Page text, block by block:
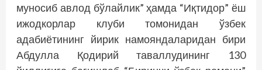
муносиб авлод бўлайлик” ҳамда “Иқтидор” ёш
ижодкорлар клуби томонидан ўзбек
адабиётининг йирик намояндаларидан бири
Абдулла Қодирий таваллудининг 130